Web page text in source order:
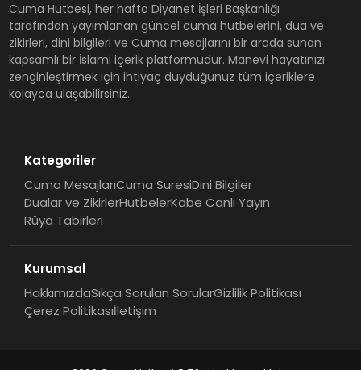
Cuma Hutbesi, her hafta Diyanet İşleri Başkanlığı
tarafından yayımlanan güncel cuma hutbelerini, dua ve
zikirleri, dini bilgileri ve Cuma mesajlarını bir arada sunan
kapsamlı bir İslami içerik platformudur. Manevi hayatınızı
zenginleştirmek için ihtiyaç duyduğunuz tüm içeriklere
kolayca ulaşabilirsiniz.
Kategoriler
Cuma MesajlarıCuma SuresiDini Bilgiler
Dualar ve ZikirlerHutbelerKabe Canlı Yayın
Rüya Tabirleri
Kurumsal
HakkımızdaSıkça Sorulan SorularGizlilik Politikası
Çerez Politikasıİletişim